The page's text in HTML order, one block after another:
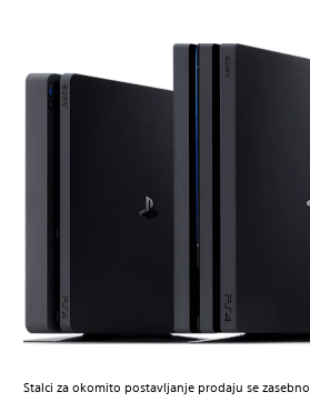
Stalci za okomito postavljanje prodaju se zasebno